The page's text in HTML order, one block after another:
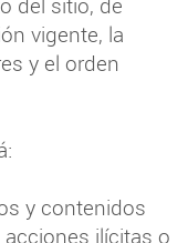
vigente, la
y el orden
y contenidos
ilícitas o